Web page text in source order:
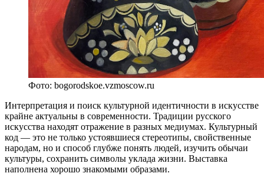
Фото: bogorodskoe.vzmoscow.ru
Интерпретация и поиск культурной идентичности в искусстве
крайне актуальны в современности. Традиции русского
искусства находят отражение в разных медиумах. Культурный
код — это не только устоявшиеся стереотипы, свойственные
народам, но и способ глубже понять людей, изучить обычаи
культуры, сохранить символы уклада жизни. Выставка
наполнена хорошо знакомыми образами.